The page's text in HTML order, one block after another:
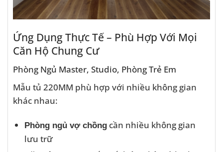
Ứng Dụng Thực Tế – Phù Hợp Với Mọi
Căn Hộ Chung Cư
Phòng Ngủ Master, Studio, Phòng Trẻ Em
Mẫu tủ 220MM phù hợp với nhiều không gian
khác nhau:
Phòng ngủ vợ chồngcần nhiều không gian
lưu trữ